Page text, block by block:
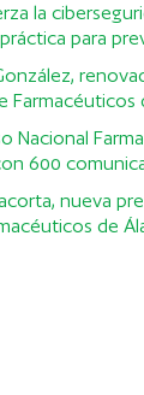
la
para
Farmacéuticos
Nacional
600
nueva
de